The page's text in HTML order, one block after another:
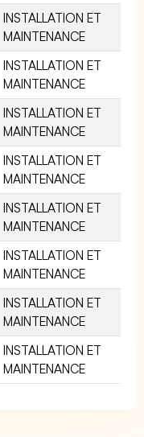
INSTALLATION ET
MAINTENANCE
INSTALLATION ET
MAINTENANCE
INSTALLATION ET
MAINTENANCE
INSTALLATION ET
MAINTENANCE
INSTALLATION ET
MAINTENANCE
INSTALLATION ET
MAINTENANCE
INSTALLATION ET
MAINTENANCE
INSTALLATION ET
MAINTENANCE